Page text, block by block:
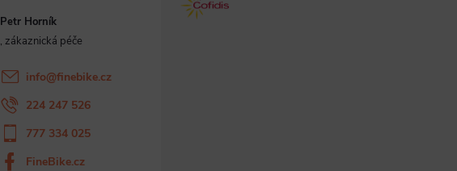
Petr Horník
info@finebike.cz
224 247 526
777 334 025
FineBike.cz